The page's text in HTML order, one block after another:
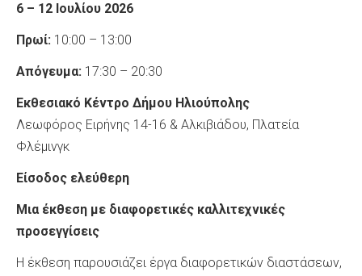
6 – 12 Ιουλίου 2026
Πρωί: 10:00 – 13:00
Απόγευμα: 17:30 – 20:30
Εκθεσιακό Κέντρο Δήμου Ηλιούπολης
Λεωφόρος Ειρήνης 14-16 & Αλκιβιάδου, Πλατεία
Φλέμινγκ
Είσοδος ελεύθερη
Μια έκθεση με διαφορετικές καλλιτεχνικές
προσεγγίσεις
Η έκθεση παρουσιάζει έργα διαφορετικών διαστάσεων,